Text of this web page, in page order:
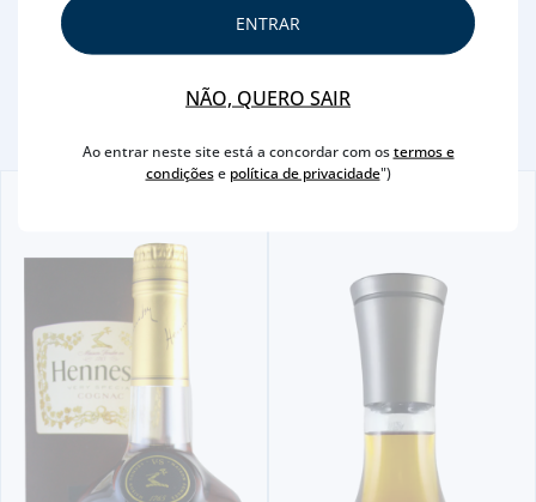
Outras Sugestões
ENTRAR
NÃO, QUERO SAIR
Ao entrar neste site está a concordar com ostermos e
condiçõese política de privacidade")